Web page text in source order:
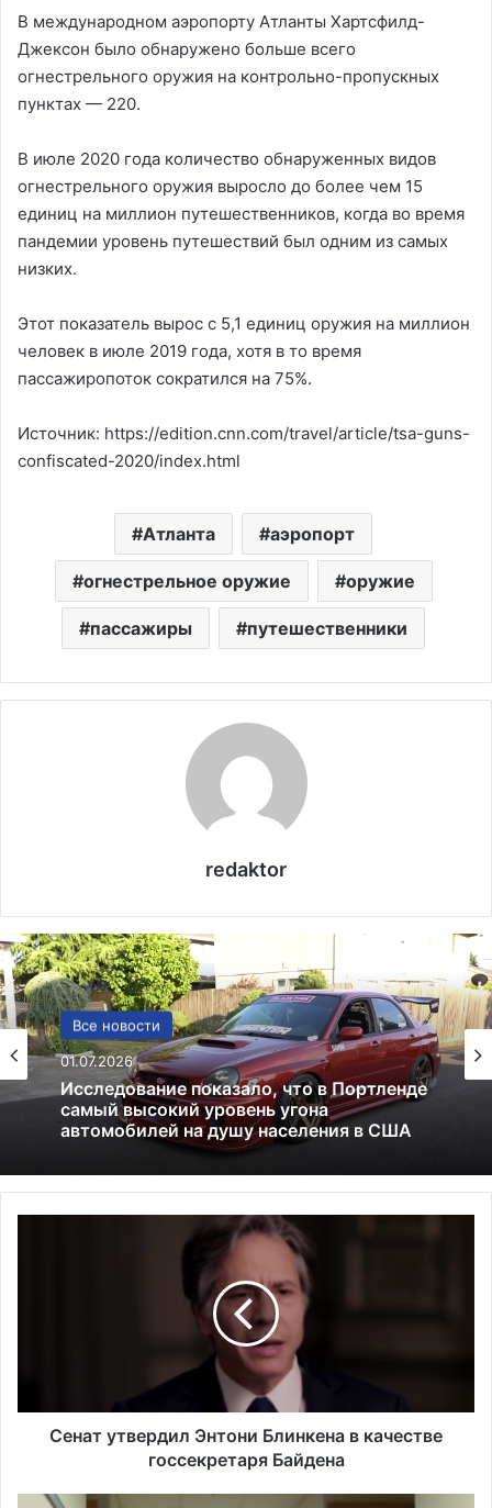
В международном аэропорту Атланты Хартсфилд-
Джексон было обнаружено больше всего
огнестрельного оружия на контрольно-пропускных
пунктах — 220.
В июле 2020 года количество обнаруженных видов
огнестрельного оружия выросло до более чем 15
единиц на миллион путешественников, когда во время
пандемии уровень путешествий был одним из самых
низких.
Этот показатель вырос с 5,1 единиц оружия на миллион
человек в июле 2019 года, хотя в то время
пассажиропоток сократился на 75%.
Источник: https://edition.cnn.com/travel/article/tsa-guns-
confiscated-2020/index.html
Атланта аэропорт
огнестрельное оружие оружие
пассажиры путешественники
redaktor
Все новости
01.07.2026
Исследование показало, что в Портленде
самый высокий уровень угона
автомобилей на душу населения в США
США
13.06.2025
Америка имеет огромный избыток сыра
е
Сенат утвердил Энтони Блинкена в качестве
госсекретаря Байдена